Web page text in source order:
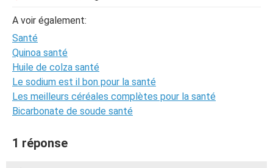
A voir également:
Santé
Quinoa santé
Huile de colza santé
Le sodium est il bon pour la santé
Les meilleurs céréales complètes pour la santé
Bicarbonate de soude santé
1 réponse